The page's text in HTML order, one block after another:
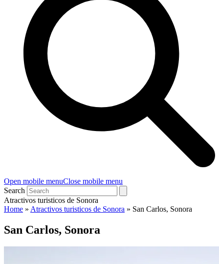
Open mobile menuClose mobile menu
Search
Atractivos turisticos de Sonora
Home » Atractivos turisticos de Sonora » San Carlos, Sonora
San Carlos, Sonora